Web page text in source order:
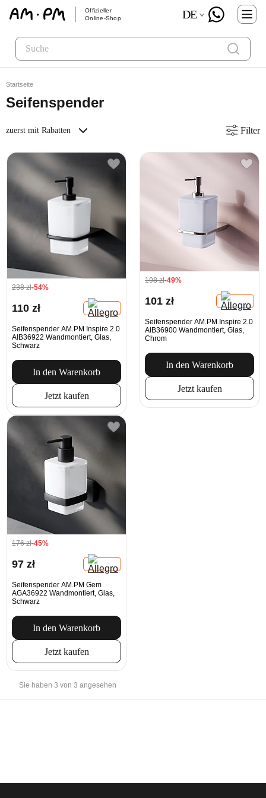
Offizieller
Online-Shop
DE
Startseite
Seifenspender
zuerst mit Rabatten Filter
238 zł-54%
110 zł
Seifenspender AM.PM Inspire 2.0
AIB36922 Wandmontiert, Glas,
Schwarz
In den Warenkorb
Jetzt kaufen
198 zł-49%
101 zł
Seifenspender AM.PM Inspire 2.0
AIB36900 Wandmontiert, Glas,
Chrom
In den Warenkorb
Jetzt kaufen
176 zł-45%
97 zł
Seifenspender AM.PM Gem
AGA36922 Wandmontiert, Glas,
Schwarz
In den Warenkorb
Jetzt kaufen
Sie haben 3 von 3 angesehen